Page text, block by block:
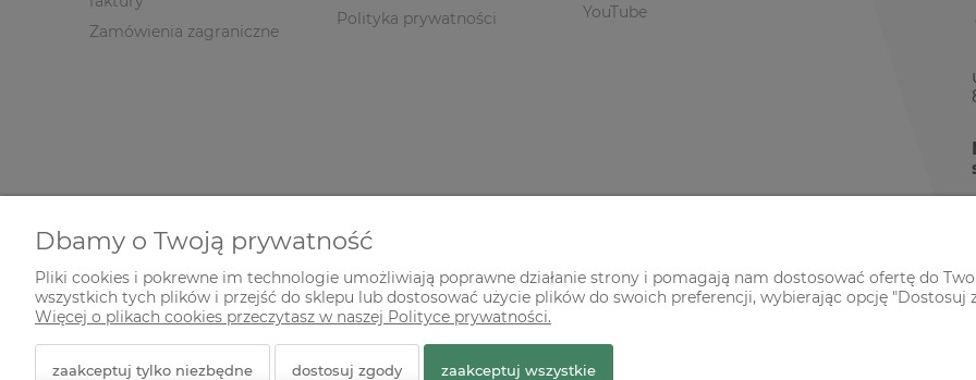
Zamówienia zagraniczne
Polityka prywatności
YouTube
© 2026 zielonekoty.pl. Wszelkie prawa zastrzeżone.
Dbamy o Twoją prywatność
Pliki cookies i pokrewne im technologie umożliwiają poprawne działanie strony i pomagają nam dostosować ofertę do
wszystkich tych plików i przejść do sklepu lub dostosować użycie plików do swoich preferencji, wybierając opcję "Dostosuj
Więcej o plikach cookies przeczytasz w naszej Polityce prywatności.
zaakceptuj tylko niezbędne dostosuj zgody zaakceptuj wszystkie